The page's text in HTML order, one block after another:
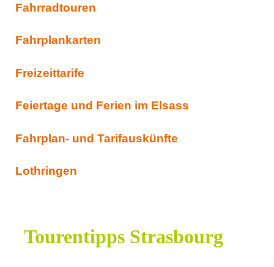
Fahrradtouren
Fahrplankarten
Freizeittarife
Feiertage und Ferien im Elsass
Fahrplan- und Tarifauskünfte
Lothringen
Tourentipps Strasbourg